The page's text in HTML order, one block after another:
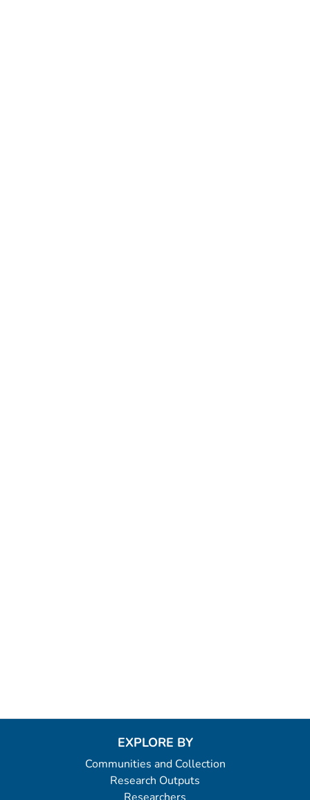
EXPLORE BY
Communities and Collection
Research Outputs